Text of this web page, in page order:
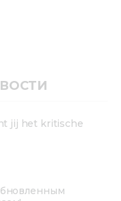
jij het kritische